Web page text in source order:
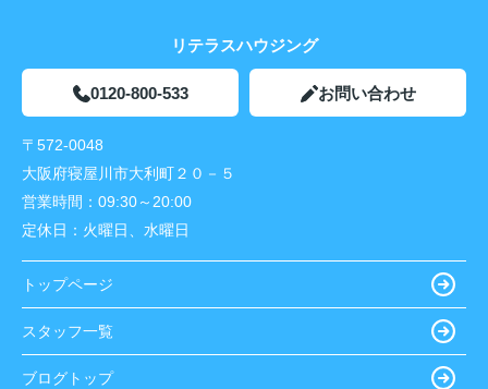
リテラスハウジング
0120-800-533 お問い合わせ
〒572-0048
大阪府寝屋川市大利町２０－５
営業時間： 09:30～20:00
定休日： 火曜日、水曜日
トップページ
スタッフ一覧
ブログトップ